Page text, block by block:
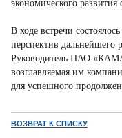
экономического развития
В ходе встречи
перспектив дальнейшего
Руководитель ПАО
возглавляемая им
для успешного
ВОЗВРАТ К СПИСКУ